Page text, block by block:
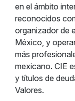
en el ámbito
reconocidos
organizador de
México, y
más
mexicano. CIE
y títulos de
Valores.